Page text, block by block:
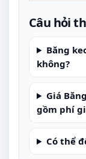
Câu hỏi
Băng
không?
Giá
gồm phí
Có thể